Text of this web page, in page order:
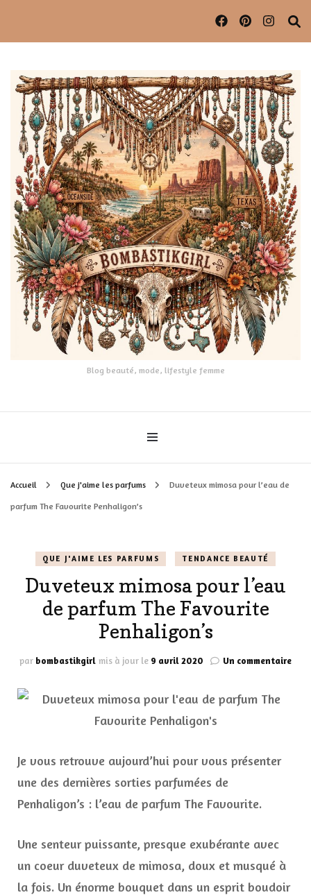
Blog beauté, mode, lifestyle femme
Accueil Que j'aime les parfums Duveteux mimosa pour l’eau de
parfum The Favourite Penhaligon’s
QUE J'AIME LES PARFUMS TENDANCE BEAUTÉ
Duveteux mimosa pour l’eau
de parfum The Favourite
Penhaligon’s
par bombastikgirl mis à jour le 9 avril 2020 Un commentairesur
Je vous retrouve aujourd’hui pour vous présenter
une des dernières sorties parfumées de
Penhaligon’s : l’eau de parfum The Favourite.
Une senteur puissante, presque exubérante avec
un coeur duveteux de mimosa, doux et musqué à
la fois. Un énorme bouquet dans un esprit boudoir